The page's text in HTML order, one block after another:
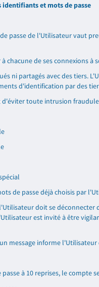
et mots de passe
passe de l'Utilisateur vaut
chacune de ses connexions à
ni partagés avec des tiers.
d'identification par des
d'éviter toute intrusion
de passe déjà choisis par
doit se
est invité à être
message informe
passe à 10 reprises, le